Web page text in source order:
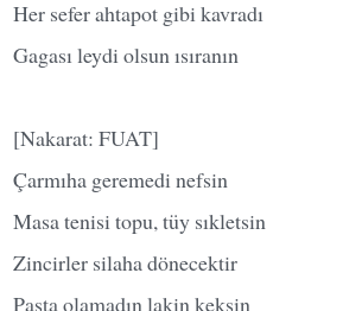
Her sefer ahtapot gibi kavradı
Gagası leydi olsun ısıranın
[Nakarat: FUAT]
Çarmıha geremedi nefsin
Masa tenisi topu, tüy sıkletsin
Zincirler silaha dönecektir
Pasta olamadın lakin keksin